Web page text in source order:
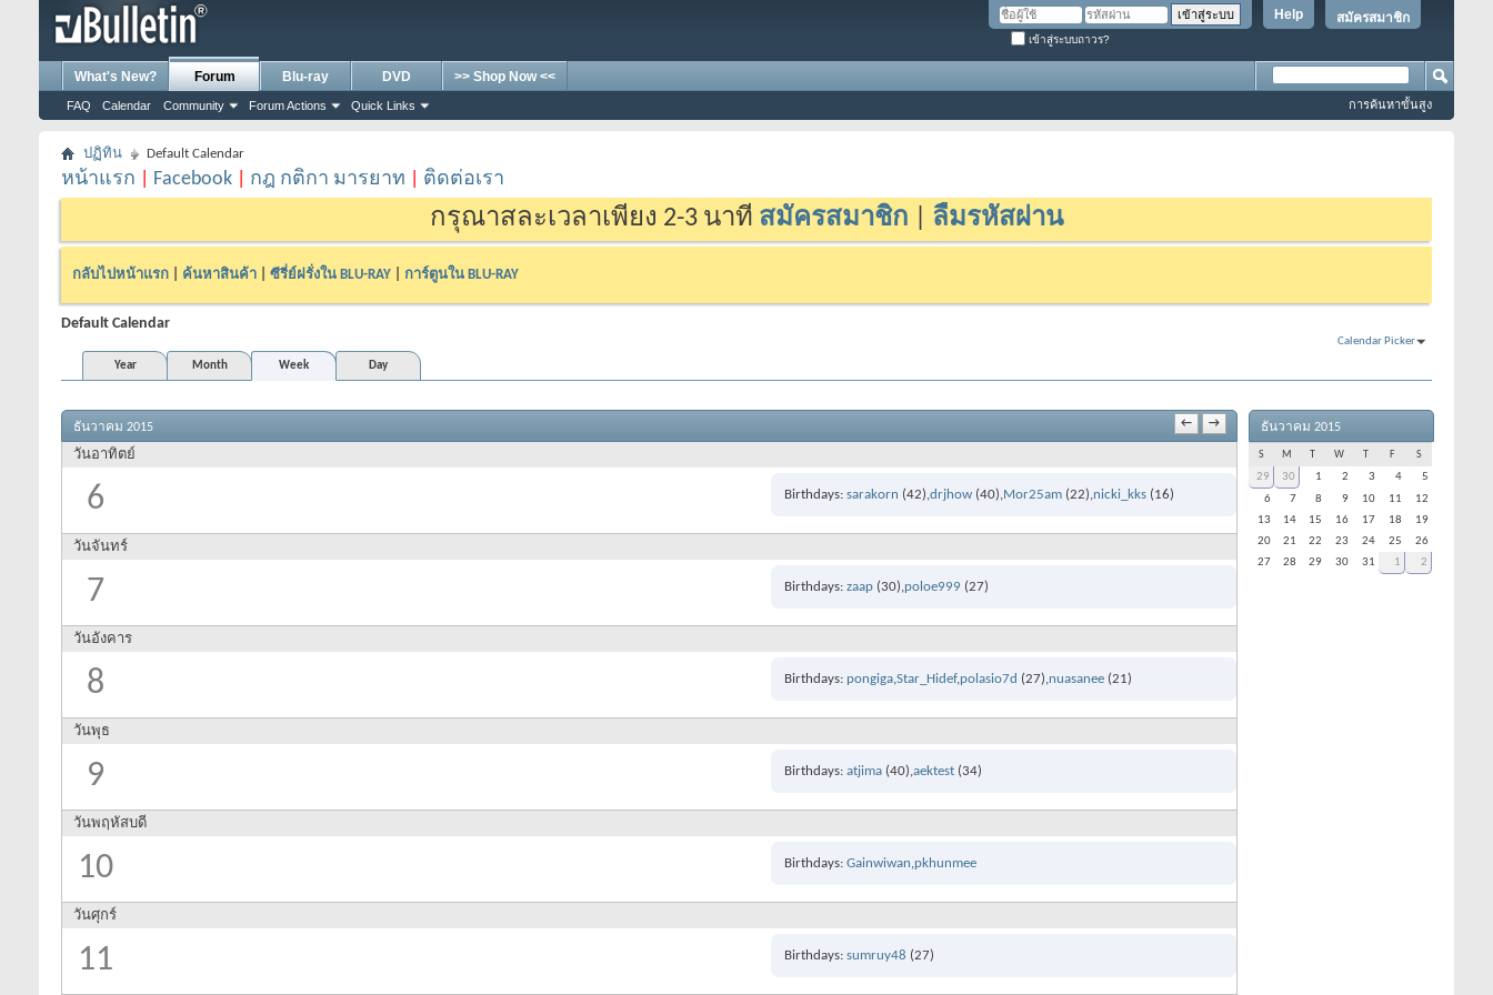
สมัครสมาชิก
Help
เข้าสู่ระบบถาวร?
What's New? Forum
FAQ Calendar Community Forum Actions Quick Links
Blu-ray DVD >> Shop Now <<
การค้นหาขั้นสูง
ปฏิทิน Default Calendar
หน้าแรก Facebook กฎ กติกา มารยาท ติดต่อเรา
กรุณาสละเวลาเพียง 2-3 นาที สมัครสมาชิก ลืมรหัสผ่าน
กลับไปหน้าแรก ค้นหาสินค้า ซีรี่ย์ฝรั่งใน BLU-RAY การ์ตูนใน BLU-RAY
Default Calendar
Calendar Picker
Year
Month Week Day
← →
ธันวาคม 2015
วันอาทิตย์
6 Birthdays sarakorn (42) drjhow (40) Mor25am (22) nicki_kks (16)
วันจันทร์
7 Birthdays zaap (30) poloe999 (27)
วันอังคาร
8 Birthdays pongiga Star_Hidef polasio7d (27) nuasanee (21)
วันพุธ
9 Birthdays atjima (40) aektest (34)
วันพฤหัสบดี
10 Birthdays Gainwiwan pkhunmee
วันศุกร์
11 Birthdays sumruy48 (27)
ธันวาคม 2015
S M W F S
29 30 1 2 3 4
5
6
7 8 9 10 11
12
13
14 15 16 17 18
19
20
21 22 23 24 25
26
27
28 29 30 31 1 2